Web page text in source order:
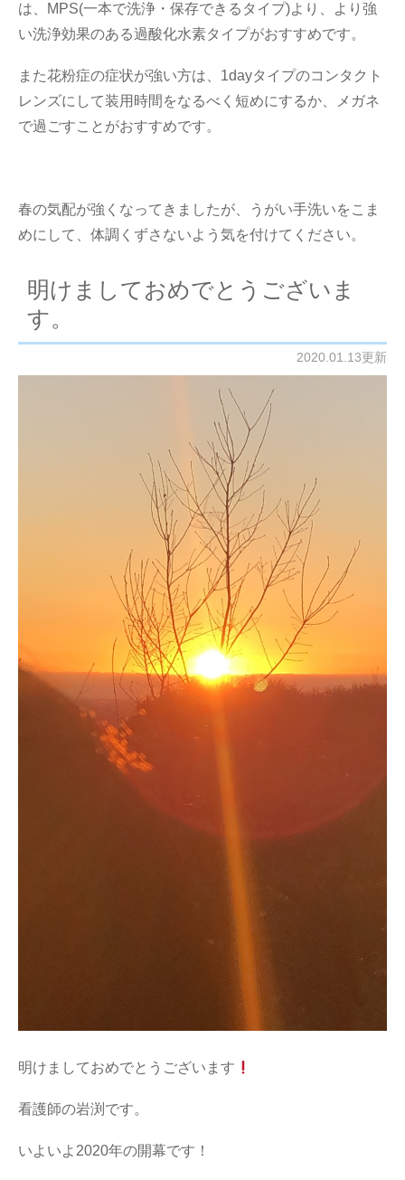
は、MPS(一本で洗浄・保存できるタイプ)より、より強
い洗浄効果のある過酸化水素タイプがおすすめです。
また花粉症の症状が強い方は、1dayタイプのコンタクト
レンズにして装用時間をなるべく短めにするか、メガネ
で過ごすことがおすすめです。
春の気配が強くなってきましたが、うがい手洗いをこま
めにして、体調くずさないよう気を付けてください。
明けましておめでとうございま
す。
2020.01.13更新
明けましておめでとうございます
看護師の岩渕です。
いよいよ2020年の開幕です！